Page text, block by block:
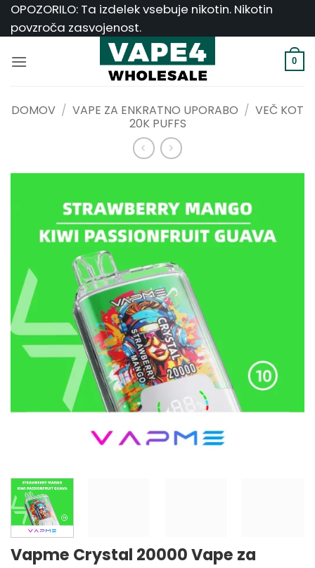
Skoči
na
OPOZORILO: Ta izdelek vsebuje nikotin. Nikotin
povzroča zasvojenost.
0
DOMOV / VAPE ZA ENKRATNO UPORABO / VEČ KOT
20K PUFFS
Vapme Crystal 20000 Vape za